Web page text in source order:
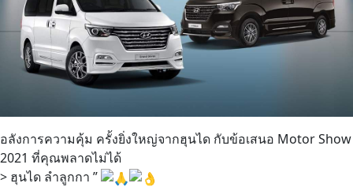
อลังการความคุ้ม ครั้งยิ่งใหญ่จากฮุนได กับข้อเสนอ Motor Show
2021 ที่คุณพลาดไม่ได้
> ฮุนได ลำลูกกา ”